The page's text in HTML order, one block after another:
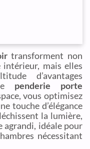
transforment non
intérieur, mais elles
d’avantages
penderie porte
vous optimisez
touche d’élégance
la lumière,
agrandi, idéale pour
nécessitant